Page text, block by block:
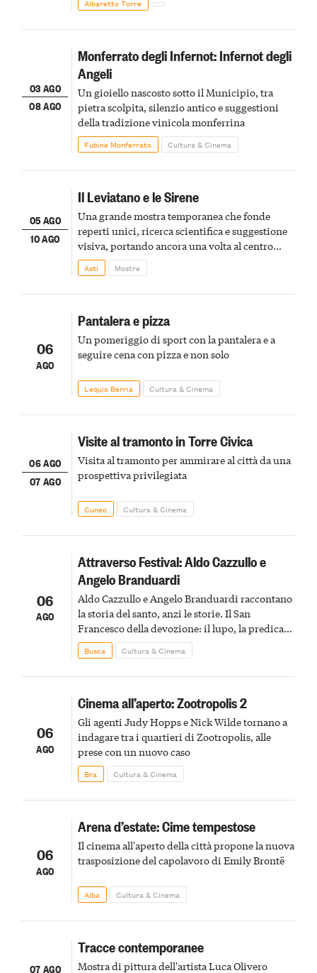
Albaretto Torre
03 AGO
08 AGO
Monferrato degli Infernot: Infernot degli
Angeli
Un gioiello nascosto sotto il Municipio, tra
pietra scolpita, silenzio antico e suggestioni
della tradizione vinicola monferrina
Fubine Monferrato Cultura & Cinema
05 AGO
10 AGO
Il Leviatano e le Sirene
Una grande mostra temporanea che fonde
reperti unici, ricerca scientifica e suggestione
visiva, portando ancora una volta al centro
della scena le meraviglie del passato astigiano
Asti Mostre
06
AGO
Pantalera e pizza
Un pomeriggio di sport con la pantalera e a
seguire cena con pizza e non solo
Lequio Berria Cultura & Cinema
06 AGO
07 AGO
Visite al tramonto in Torre Civica
Visita al tramonto per ammirare al città da una
prospettiva privilegiata
Cuneo Cultura & Cinema
06
AGO
Attraverso Festival: Aldo Cazzullo e
Angelo Branduardi
Aldo Cazzullo e Angelo Branduardi raccontano
la storia del santo, anzi le storie. Il San
Francesco della devozione: il lupo, la predica
agli uccelli, le stimmate
Busca Cultura & Cinema
06
AGO
Cinema all’aperto: Zootropolis 2
Gli agenti Judy Hopps e Nick Wilde tornano a
indagare tra i quartieri di Zootropolis, alle
prese con un nuovo caso
Bra Cultura & Cinema
06
AGO
Arena d’estate: Cime tempestose
Il cinema all'aperto della città propone la nuova
trasposizione del capolavoro di Emily Brontë
Alba Cultura & Cinema
07 AGO
Tracce contemporanee
Mostra di pittura dell'artista Luca Olivero